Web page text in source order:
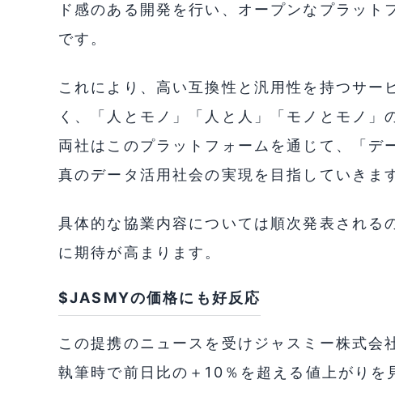
ド感のある開発を行い、オープンなプラッ
です。
これにより、高い互換性と汎用性を持つサー
く、「人とモノ」「人と人」「モノとモノ」
両社はこのプラットフォームを通じて、「デ
真のデータ活用社会の実現を目指していきま
具体的な協業内容については順次発表される
に期待が高まります。
$JASMYの価格にも好反応
この提携のニュースを受けジャスミー株式
執筆時で前日比の＋10％を超える値上がりを